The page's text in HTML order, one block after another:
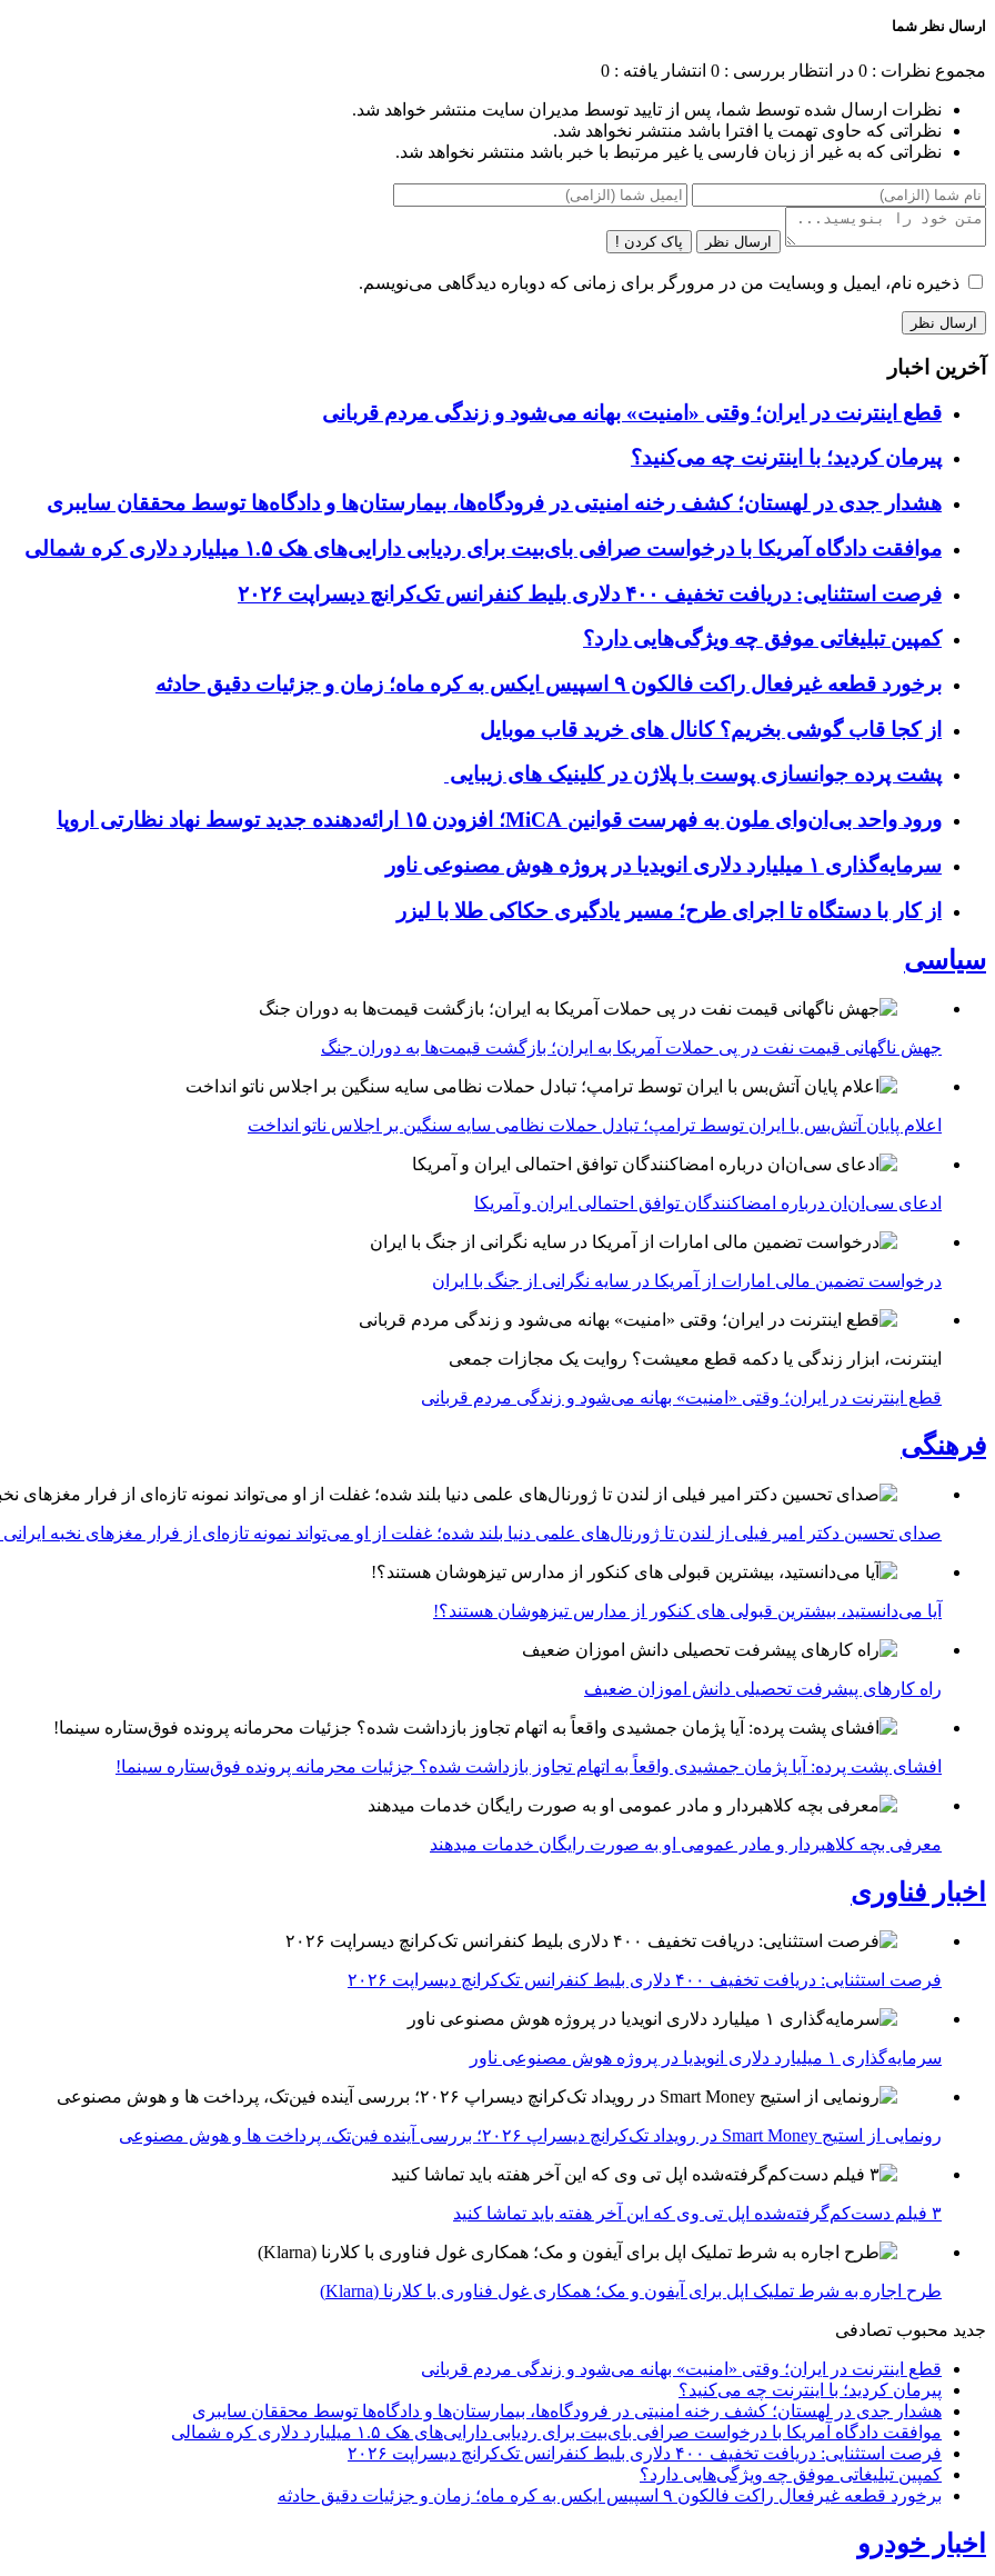
ارسال نظر شما
مجموع نظرات : 0 در انتظار بررسی : 0 انتشار یافته : 0
نظرات ارسال شده توسط شما، پس از تایید توسط مدیران سایت منتشر خواهد شد.
نظراتی که حاوی تهمت یا افترا باشد منتشر نخواهد شد.
نظراتی که به غیر از زبان فارسی یا غیر مرتبط با خبر باشد منتشر نخواهد شد.
ارسال نظر پاک کردن !
ذخیره نام، ایمیل و وبسایت من در مرورگر برای زمانی که دوباره دیدگاهی می‌نویسم.
آخرین اخبار
قطع اینترنت در ایران؛ وقتی «امنیت» بهانه می‌شود و زندگی مردم قربانی
پیرمان کردید؛ با اینترنت چه می‌کنید؟
هشدار جدی در لهستان؛ کشف رخنه امنیتی در فرودگاه‌ها، بیمارستان‌ها و دادگاه‌ها توسط محققان سایبری
موافقت دادگاه آمریکا با درخواست صرافی بای‌بیت برای ردیابی دارایی‌های هک ۱.۵ میلیارد دلاری کره شمالی
فرصت استثنایی: دریافت تخفیف ۴۰۰ دلاری بلیط کنفرانس تک‌کرانچ دیسراپت ۲۰۲۶
کمپین تبلیغاتی موفق چه ویژگی‌هایی دارد؟
برخورد قطعه غیرفعال راکت فالکون ۹ اسپیس ایکس به کره ماه؛ زمان و جزئیات دقیق حادثه
از کجا قاب گوشی بخریم؟ کانال های خرید قاب موبایل
پشت پرده جوانسازی پوست با پلاژن در کلینیک های زیبایی
ورود واحد بی‌ان‌وای ملون به فهرست قوانین MiCA؛ افزودن ۱۵ ارائه‌دهنده جدید توسط نهاد نظارتی اروپا
سرمایه‌گذاری ۱ میلیارد دلاری انویدیا در پروژه هوش مصنوعی ناور
از کار با دستگاه تا اجرای طرح؛ مسیر یادگیری حکاکی طلا با لیزر
سیاسی
جهش ناگهانی قیمت نفت در پی حملات آمریکا به ایران؛ بازگشت قیمت‌ها به دوران جنگ
اعلام پایان آتش‌بس با ایران توسط ترامپ؛ تبادل حملات نظامی سایه سنگین بر اجلاس ناتو انداخت
ادعای سی‌ان‌ان درباره امضاکنندگان توافق احتمالی ایران و آمریکا
درخواست تضمین مالی امارات از آمریکا در سایه نگرانی از جنگ با ایران
اینترنت، ابزار زندگی یا دکمه قطع معیشت؟ روایت یک مجازات جمعی
قطع اینترنت در ایران؛ وقتی «امنیت» بهانه می‌شود و زندگی مردم قربانی
فرهنگی
صدای تحسین دکتر امیر فیلی از لندن تا ژورنال‌های علمی دنیا بلند شده؛ غفلت از او می‌تواند نمونه تازه‌ای از فرار مغزهای نخبه ایرانی
آیا می‌دانستید، بیشترین قبولی های کنکور از مدارس تیزهوشان هستند؟!
راه کارهای پیشرفت تحصیلی دانش اموزان ضعیف
افشای پشت پرده: آیا پژمان جمشیدی واقعاً به اتهام تجاوز بازداشت شده؟ جزئیات محرمانه پرونده فوق‌ستاره سینما!
معرفی بچه کلاهبردار و مادر عمومی او به صورت رایگان خدمات میدهند
اخبار فناوری
فرصت استثنایی: دریافت تخفیف ۴۰۰ دلاری بلیط کنفرانس تک‌کرانچ دیسراپت ۲۰۲۶
سرمایه‌گذاری ۱ میلیارد دلاری انویدیا در پروژه هوش مصنوعی ناور
رونمایی از استیج Smart Money در رویداد تک‌کرانچ دیسراپ ۲۰۲۶؛ بررسی آینده فین‌تک، پرداخت‌ ها و هوش مصنوعی
۳ فیلم دست‌کم‌گرفته‌شده اپل تی وی که این آخر هفته باید تماشا کنید
طرح اجاره به شرط تملیک اپل برای آیفون و مک؛ همکاری غول فناوری با کلارنا (Klarna)
جدید محبوب تصادفی
قطع اینترنت در ایران؛ وقتی «امنیت» بهانه می‌شود و زندگی مردم قربانی
پیرمان کردید؛ با اینترنت چه می‌کنید؟
هشدار جدی در لهستان؛ کشف رخنه امنیتی در فرودگاه‌ها، بیمارستان‌ها و دادگاه‌ها توسط محققان سایبری
موافقت دادگاه آمریکا با درخواست صرافی بای‌بیت برای ردیابی دارایی‌های هک ۱.۵ میلیارد دلاری کره شمالی
فرصت استثنایی: دریافت تخفیف ۴۰۰ دلاری بلیط کنفرانس تک‌کرانچ دیسراپت ۲۰۲۶
کمپین تبلیغاتی موفق چه ویژگی‌هایی دارد؟
برخورد قطعه غیرفعال راکت فالکون ۹ اسپیس ایکس به کره ماه؛ زمان و جزئیات دقیق حادثه
اخبار خودرو